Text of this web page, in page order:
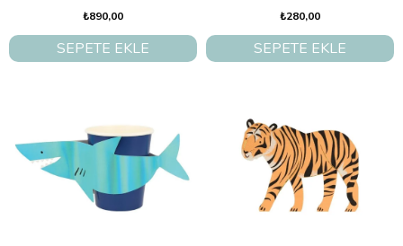
₺890,00
SEPETE EKLE
₺280,00
SEPETE EKLE